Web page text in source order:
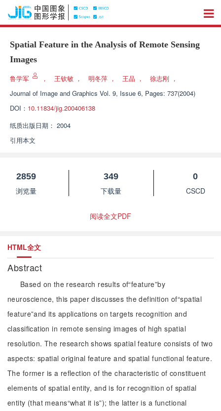
Spatial Feature in the Analysis of Remote Sensing
Images
鲁学军 ， 王钦敏 ， 明冬萍 ， 王晶 ， 徐志刚 ，
Journal of Image and Graphics Vol. 9, Issue 6, Pages: 737(2004)
DOI： 10.11834/jig.200406138
纸质出版日期： 2004
引用本文
2859
浏览量
349
下载量
0
CSCD
阅读全文PDF
HTML全文
Abstract
Based on the research results of“feature”by
neuroscience, this paper discusses the definition of“spatial
feature”and its applications on targets recognition and
classification in remote sensing images of high spatial
resolution. The research shows spatial feature consists of two
aspects: spatial original feature and spatial functional feature.
The former is a reflection of the characteristic of constituent
elements of spatial entity, and is for recognition of spatial
entity (that means“what it is”); the latter is a functional